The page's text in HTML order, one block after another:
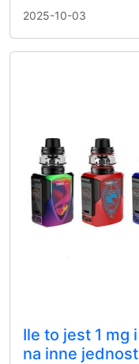
2025-10-03
Ile to jest 1 mg
na inne